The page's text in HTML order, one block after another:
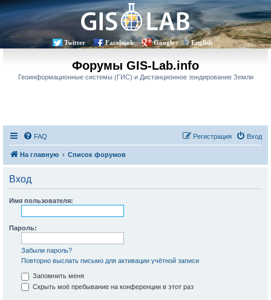
Twitter Facebook Google+ English
Форумы GIS-Lab.info
Геоинформационные системы (ГИС) и Дистанционное зондирование Земли
FAQ Вход
Регистрация
На главную Список форумов
Вход
Имя пользователя:
Пароль:
Забыли пароль?
Повторно выслать письмо для активации учётной записи
Запомнить меня
Скрыть моё пребывание на конференции в этот раз